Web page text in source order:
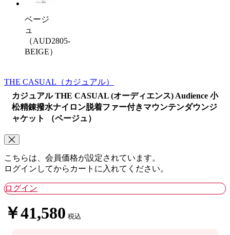
ベージ
ュ
（AUD2805-
BEIGE）
THE CASUAL （カジュアル）
カジュアル THE CASUAL (オーディエンス) Audience 小
松精錬撥水ナイロン脱着ファー付きマウンテンダウンジ
ャケット （ベージュ）
こちらは、会員価格が設定されています。
ログインしてからカートに入れてください。
ログイン
￥41,580 税込